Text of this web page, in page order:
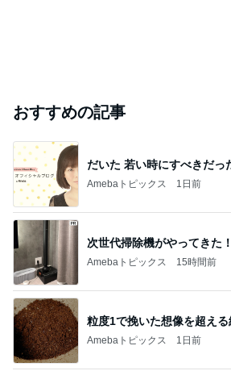
おすすめの記事
だいた 若い時にすべきだっ
Amebaトピックス 1日前
次世代掃除機がやってきた
Amebaトピックス 15時間前
粒度1で挽いた想像を超える
Amebaトピックス 1日前